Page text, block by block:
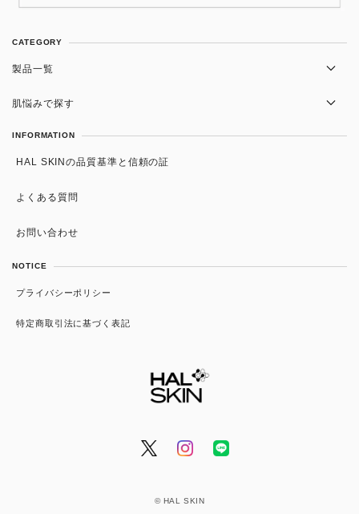
CATEGORY
製品一覧
洗顔
美容液
肌悩みで探す
かさつき・肌荒れ
ニキビ・毛穴の黒ずみ
色素沈着・くすみ
INFORMATION
HAL SKINの品質基準と信頼の証
よくある質問
お問い合わせ
NOTICE
プライバシーポリシー
特定商取引法に基づく表記
© HAL SKIN